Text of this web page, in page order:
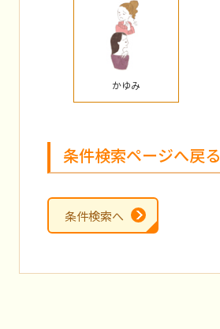
かゆみ
条件検索ページへ戻る
条件検索へ